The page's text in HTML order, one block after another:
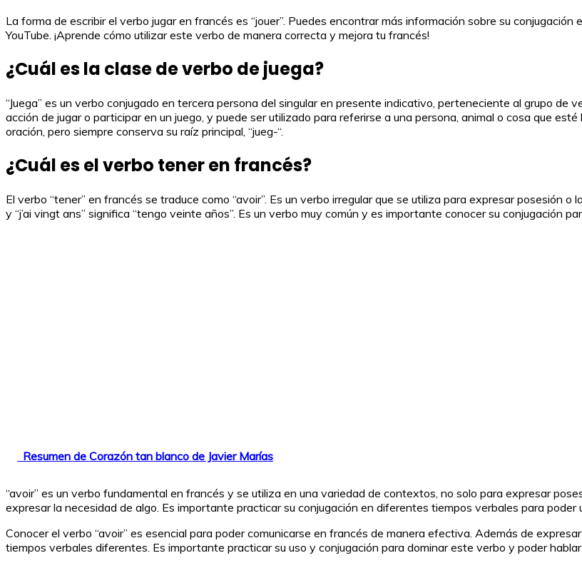
La forma de escribir el verbo jugar en francés es “jouer”. Puedes encontrar más información sobre su
YouTube. ¡Aprende cómo utilizar este verbo de manera correcta y mejora tu francés!
¿Cuál es la clase de verbo de juega?
“Juega” es un verbo conjugado en tercera persona del singular en presente indicativo, perteneciente al grupo de
acción de jugar o participar en un juego, y puede ser utilizado para referirse a una persona, animal o cosa que
oración, pero siempre conserva su raíz principal, “jueg-“.
¿Cuál es el verbo tener en francés?
El verbo “tener” en francés se traduce como “avoir”. Es un verbo irregular que se utiliza para expresar posesión o
y “j’ai vingt ans” significa “tengo veinte años”. Es un verbo muy común y es importante conocer su conjugación
Resumen de Corazón tan blanco de Javier Marías
“avoir” es un verbo fundamental en francés y se utiliza en una variedad de contextos, no solo para expresar
expresar la necesidad de algo. Es importante practicar su conjugación en diferentes tiempos verbales para
Conocer el verbo “avoir” es esencial para poder comunicarse en francés de manera efectiva. Además de
tiempos verbales diferentes. Es importante practicar su uso y conjugación para dominar este verbo y poder